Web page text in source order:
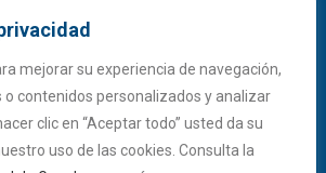
mejorar su experiencia de navegación,
contenidos personalizados y analizar
clic en “Aceptar todo” usted da su
uso de las cookies. Consulta la